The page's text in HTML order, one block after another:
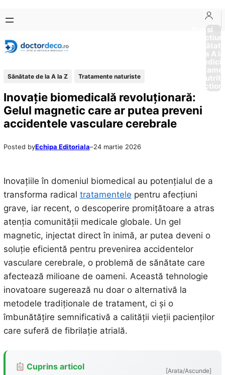
conținut
content
Boli si
Afectiuni
Sănătate
de la A
Sănătate de la A la Z Tratamente naturiste
Inovație biomedicală revoluționară:
Gelul magnetic care ar putea preveni
accidentele vasculare cerebrale
Posted byEchipa Editoriala–24 martie 2026
Inovațiile în domeniul biomedical au potențialul de a
transforma radical tratamentele pentru afecțiuni
grave, iar recent, o descoperire promițătoare a atras
atenția comunității medicale globale. Un gel
magnetic, injectat direct în inimă, ar putea deveni o
soluție eficientă pentru prevenirea accidentelor
vasculare cerebrale, o problemă de sănătate care
afectează milioane de oameni. Această tehnologie
inovatoare sugerează nu doar o alternativă la
metodele tradiționale de tratament, ci și o
îmbunătățire semnificativă a calității vieții pacienților
care suferă de fibrilație atrială.
Cuprins articol [Arata/Ascunde]